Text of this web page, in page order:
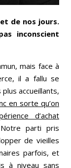
de nos jours.
inconscient
mais face à
il a fallu se
accueillants,
en sorte qu’on
d’achat
parti pris
de vieilles
parfois, et
à niveau sans